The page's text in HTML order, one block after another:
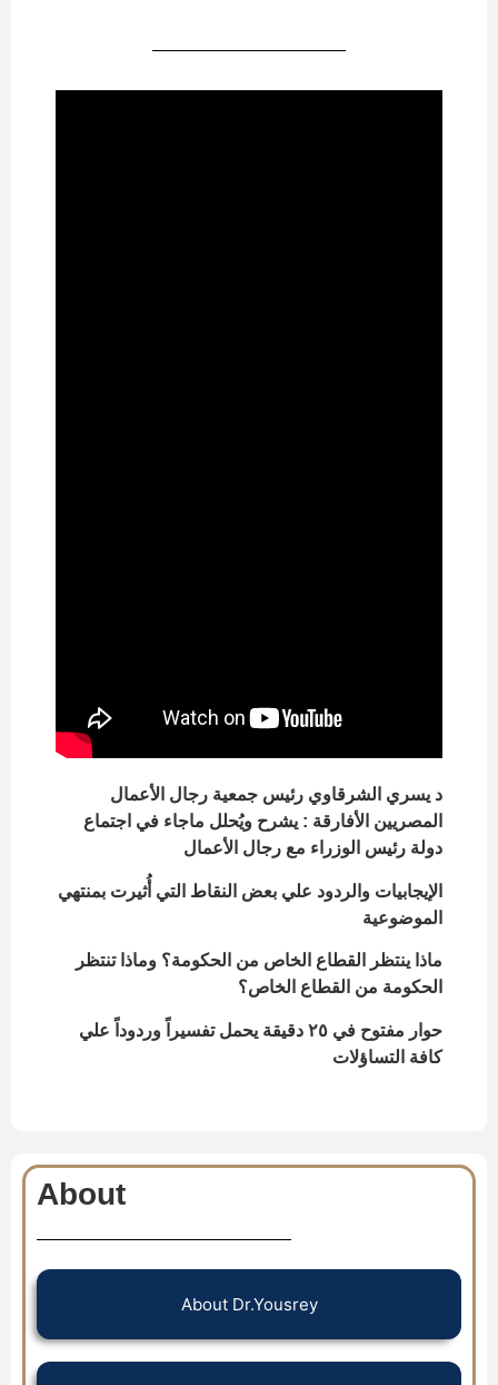
About
About Dr.Yousrey
د يسري الشرقاوي رئيس جمعية رجال الأعمال
المصريين الأفارقة : يشرح ويُحلل ماجاء في اجتماع
دولة رئيس الوزراء مع رجال الأعمال
الإيجابيات والردود علي بعض النقاط التي أُثيرت بمنتهي
الموضوعية
ماذا ينتظر القطاع الخاص من الحكومة؟ وماذا تنتظر
الحكومة من القطاع الخاص؟
حوار مفتوح في ٢٥ دقيقة يحمل تفسيراً وردوداً علي
كافة التساؤلات